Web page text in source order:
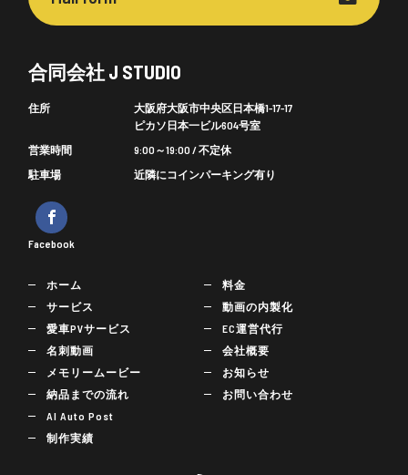
合同会社 J STUDIO
住所
大阪府大阪市中央区日本橋1-17-17
ピカソ日本一ビル604号室
営業時間
9:00～19:00 / 不定休
駐車場
近隣にコインパーキング有り
Facebook
ホーム
サービス
愛車PVサービス
名刺動画
メモリームービー
納品までの流れ
AI Auto Post
制作実績
料金
動画の内製化
EC運営代行
会社概要
お知らせ
お問い合わせ